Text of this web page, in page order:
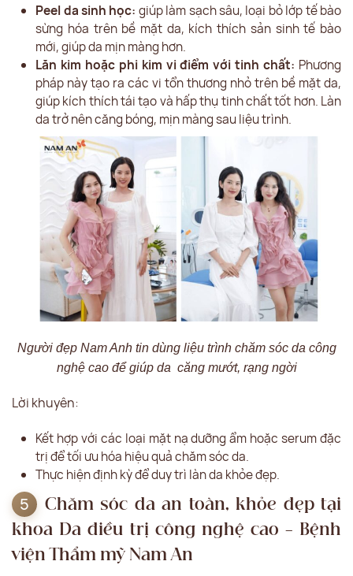
Peel da sinh học: giúp làm sạch sâu, loại bỏ lớp tế bào
sừng hóa trên bề mặt da, kích thích sản sinh tế bào
mới, giúp da mịn màng hơn.
Lăn kim hoặc phi kim vi điểm với tinh chất: Phương
pháp này tạo ra các vi tổn thương nhỏ trên bề mặt da,
giúp kích thích tái tạo và hấp thụ tinh chất tốt hơn. Làn
da trở nên căng bóng, mịn màng sau liệu trình.
Người đẹp Nam Anh tin dùng liệu trình chăm sóc da công
nghệ cao để giúp da căng mướt, rạng ngời
Lời khuyên:
Kết hợp với các loại mặt nạ dưỡng ẩm hoặc serum đặc
trị để tối ưu hóa hiệu quả chăm sóc da.
Thực hiện định kỳ để duy trì làn da khỏe đẹp.
Chăm sóc da an toàn, khỏe đẹp tại
khoa Da điều trị công nghệ cao – Bệnh
viện Thẩm mỹ Nam An